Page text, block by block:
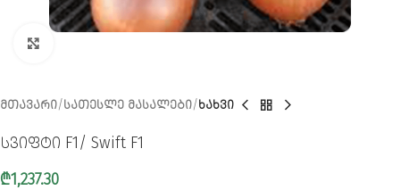
ᲛᲗᲐᲕᲐᲠᲘ ᲡᲐᲗᲔᲡᲚᲔ ᲛᲐᲡᲐᲚᲔᲑᲘ ᲮᲐᲮᲕᲘ
სვიფტი F1/ Swift F1
₾1,237.30